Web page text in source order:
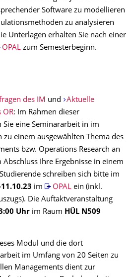
Software zu modellieren
zu analysieren
Unterlagen erhalten Sie nach einer
OPAL zum Semesterbeginn.
des IM und
Aktuelle
OR: Im Rahmen dieser
Sie eine Seminararbeit in im
zu einem ausgewählten Thema des
bzw. Operations Research an
Ihre Ergebnisse in einem
schreiben sich bitte im
im OPALein (inkl.
Die Auftaktveranstaltung
Uhr im Raum HÜL N509
Modul und die dort
im Umfang von 20 Seiten zu
Managements dient zur